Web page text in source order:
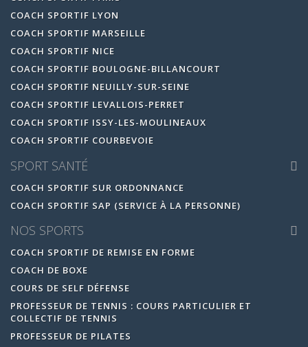
COACH SPORTIF LYON
COACH SPORTIF MARSEILLE
COACH SPORTIF NICE
COACH SPORTIF BOULOGNE-BILLANCOURT
COACH SPORTIF NEUILLY-SUR-SEINE
COACH SPORTIF LEVALLOIS-PERRET
COACH SPORTIF ISSY-LES-MOULINEAUX
COACH SPORTIF COURBEVOIE
SPORT SANTÉ
COACH SPORTIF SUR ORDONNANCE
COACH SPORTIF SAP (SERVICE À LA PERSONNE)
NOS SPORTS
COACH SPORTIF DE REMISE EN FORME
COACH DE BOXE
COURS DE SELF DÉFENSE
PROFESSEUR DE TENNIS : COURS PARTICULIER ET
COLLECTIF DE TENNIS
PROFESSEUR DE PILATES